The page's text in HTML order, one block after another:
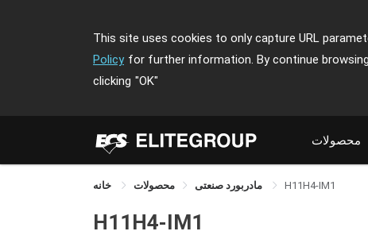
This site uses cookies to only capture URL
Policy for further information. By continue
clicking "OK"
محصولات
محصولات H11H4-IM1
H11H4-IM1